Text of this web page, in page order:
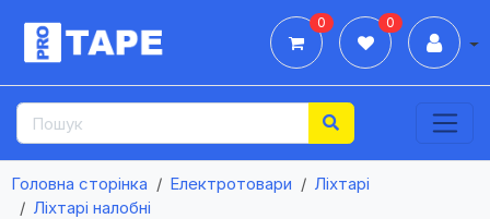
0 0
Головна сторінка Електротовари
Ліхтарі
Ліхтарі налобні